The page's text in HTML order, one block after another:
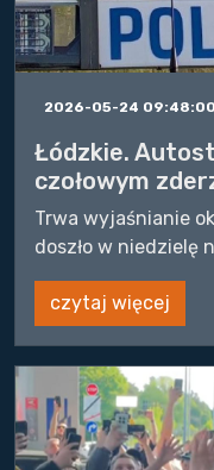
2026-05-24 09:48:00
Łódzkie.
czołowym
Trwa wyjaśnianie
doszło w niedzielę
czytaj więcej